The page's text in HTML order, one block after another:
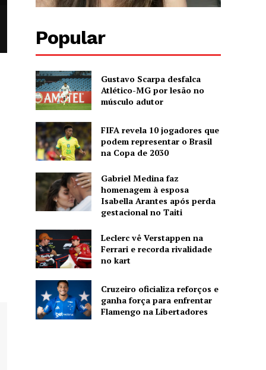
Popular
Gustavo Scarpa desfalca
Atlético-MG por lesão no
músculo adutor
FIFA revela 10 jogadores que
podem representar o Brasil
na Copa de 2030
Gabriel Medina faz
homenagem à esposa
Isabella Arantes após perda
gestacional no Taiti
Leclerc vê Verstappen na
Ferrari e recorda rivalidade
no kart
Cruzeiro oficializa reforços e
ganha força para enfrentar
Flamengo na Libertadores